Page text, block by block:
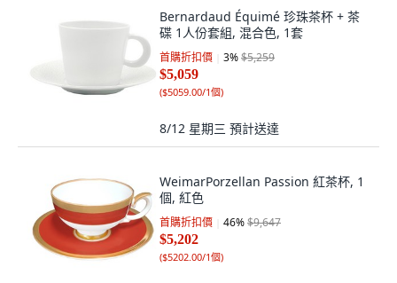
Bernardaud Équimé 珍珠茶杯 + 茶
碟 1人份套組, 混合色, 1套
首購折扣價 3%$5,259
$5,059
($5059.00/1個)
8/12 星期三 預計送達
WeimarPorzellan Passion 紅茶杯, 1
個, 紅色
首購折扣價 46%$9,647
$5,202
($5202.00/1個)